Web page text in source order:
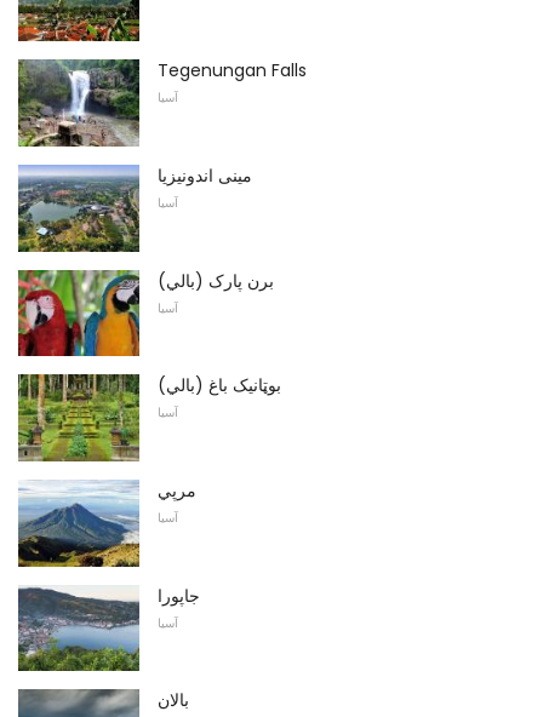
Tegenungan Falls
آسیا
مینی اندونیزیا
آسیا
برن پارک (بالي)
آسیا
بوټانيک باغ (بالي)
آسیا
مرپي
آسیا
جاپورا
آسیا
بالان